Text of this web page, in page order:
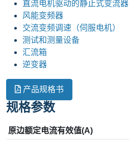
直流电机驱动的静止式变流器
风能变频器
交流变频调速（伺服电机）
测试和测量设备
汇流箱
逆变器
产品规格书
规格参数
原边额定电流有效值(A)